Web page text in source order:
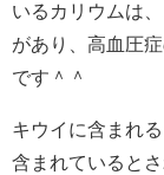
いるカリウムは
があり、高血圧
です＾＾
キウイに含まれ
含まれていると